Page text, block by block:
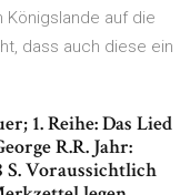
Königslande auf die
dass auch diese ein
1. Reihe: Das Lied
R.R. Jahr:
S. Voraussichtlich